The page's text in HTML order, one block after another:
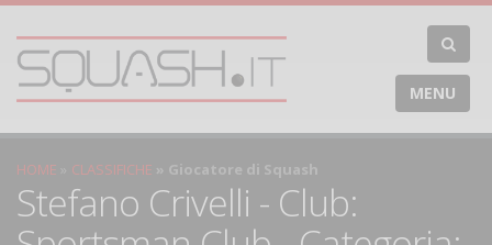
MENU
HOME CLASSIFICHE Giocatore di Squash
Stefano Crivelli - Club: